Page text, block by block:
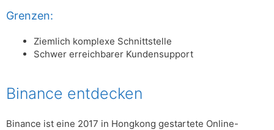
Grenzen:
Ziemlich komplexe Schnittstelle
Schwer erreichbarer Kundensupport
Binance entdecken
Binance ist eine 2017 in Hongkong gestartete Online-